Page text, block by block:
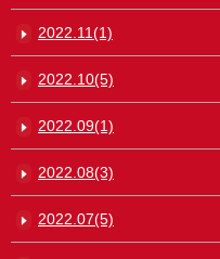
2022.11(1)
2022.10(5)
2022.09(1)
2022.08(3)
2022.07(5)